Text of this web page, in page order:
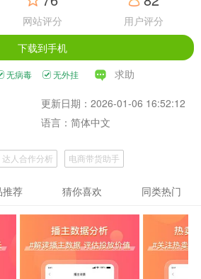
网站评分
用户评分
下载到手机
无病毒 无外挂 求助
更新日期：2026-01-06 16:52:12
语言：简体中文
达人合作分析 电商带货助手
推荐 猜你喜欢 同类热门